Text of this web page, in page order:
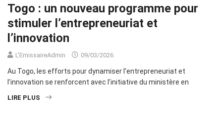
Togo : un nouveau programme pour
stimuler l’entrepreneuriat et
l’innovation
L'EmissaireAdmin 09/03/2026
Au Togo, les efforts pour dynamiser l’entrepreneuriat et
l’innovation se renforcent avec l’initiative du ministère en
LIRE PLUS